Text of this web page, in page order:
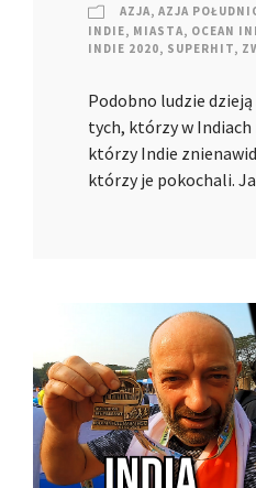
AZJA, AZJA
INDIE, MIASTA, OCEAN
INDIE 2020, SUPERHIT,
Podobno ludzie
tych, którzy w
którzy Indie
którzy je pokochali.